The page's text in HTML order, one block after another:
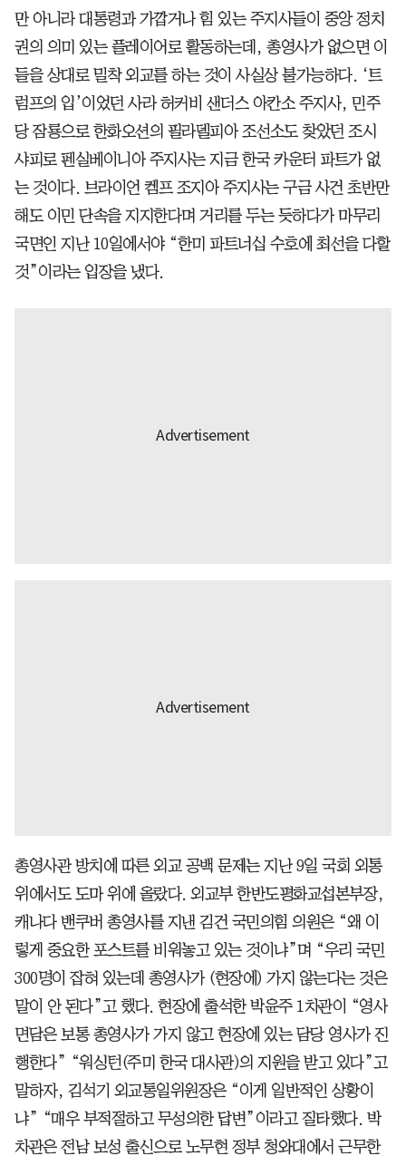
만 아니라 대통령과 가깝거나 힘 있는 주지사들이 중앙 정치
권의 의미 있는 플레이어로 활동하는데, 총영사가 없으면 이
들을 상대로 밀착 외교를 하는 것이 사실상 불가능하다. ‘트
럼프의 입’이었던 사라 허커비 샌더스 아칸소 주지사, 민주
당 잠룡으로 한화오션의 필라델피아 조선소도 찾았던 조시
샤피로 펜실베이니아 주지사는 지금 한국 카운터 파트가 없
는 것이다. 브라이언 켐프 조지아 주지사는 구금 사건 초반만
해도 이민 단속을 지지한다며 거리를 두는 듯하다가 마무리
국면인 지난 10일에서야 “한미 파트너십 수호에 최선을 다할
것”이라는 입장을 냈다.
총영사관 방치에 따른 외교 공백 문제는 지난 9일 국회 외통
위에서도 도마 위에 올랐다. 외교부 한반도평화교섭본부장,
캐나다 밴쿠버 총영사를 지낸 김건 국민의힘 의원은 “왜 이
렇게 중요한 포스트를 비워놓고 있는 것이냐”며 “우리 국민
300명이 잡혀 있는데 총영사가 (현장에) 가지 않는다는 것은
말이 안 된다”고 했다. 현장에 출석한 박윤주 1차관이 “영사
면담은 보통 총영사가 가지 않고 현장에 있는 담당 영사가 진
행한다” “워싱턴(주미 한국 대사관)의 지원을 받고 있다”고
말하자, 김석기 외교통일위원장은 “이게 일반적인 상황이
냐” “매우 부적절하고 무성의한 답변”이라고 질타했다. 박
차관은 전남 보성 출신으로 노무현 정부 청와대에서 근무한